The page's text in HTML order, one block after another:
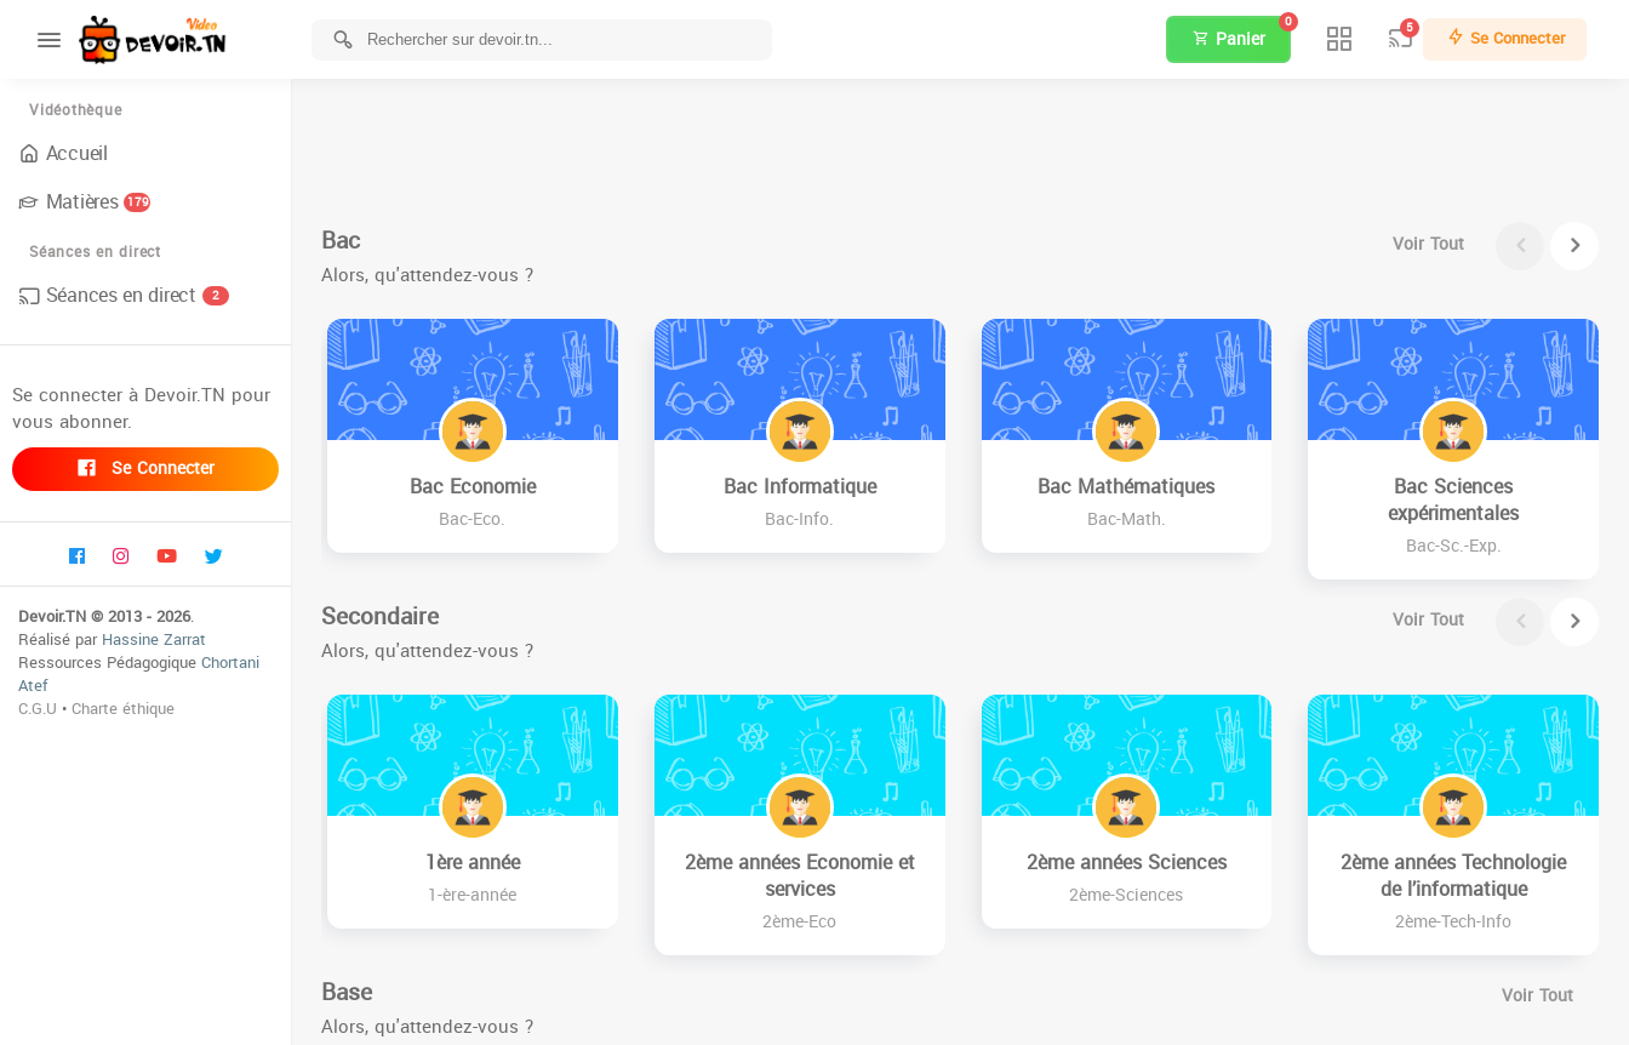
Vidéothèque
Accueil
Matières 179
Séances en direct
Séances en direct 2
Se connecter à Devoir.TN pour
vous abonner.
Se Connecter
Devoir.TN © 2013 - 2026.
Réalisé parHassine Zarrat
Ressources PédagogiqueChortani
Atef
C.G.U •Charte éthique
Panier
0 5 Se Connecter
Bac
Alors, qu'attendez-vous ?
Voir Tout
Bac Economie
Bac-Eco.
Bac Informatique
Bac-Info.
Bac Mathématiques
Bac-Math.
Bac Sciences
expérimentales
Bac-Sc.-Exp.
Secondaire
Alors, qu'attendez-vous ?
Voir Tout
1ère année
1-ère-année
2ème années Economie et
services
2ème-Eco
2ème années Sciences
2ème-Sciences
2ème années Technologie
de l’informatique
2ème-Tech-Info
Base
Alors, qu'attendez-vous ?
Voir Tout